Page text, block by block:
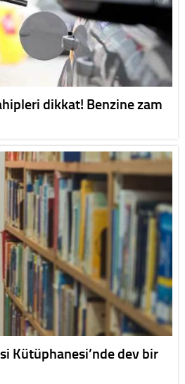
dikkat! Benzine zam
Kütüphanesi’nde dev bir